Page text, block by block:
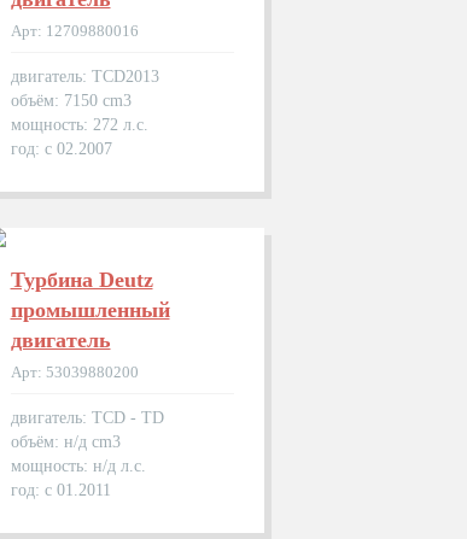
Арт: 12709880016
двигатель: TCD2013
объём: 7150 cm3
мощность: 272 л.с.
год: с 02.2007
Турбина Deutz
промышленный
двигатель
Арт: 53039880200
двигатель: TCD - TD
объём: н/д cm3
мощность: н/д л.с.
год: с 01.2011